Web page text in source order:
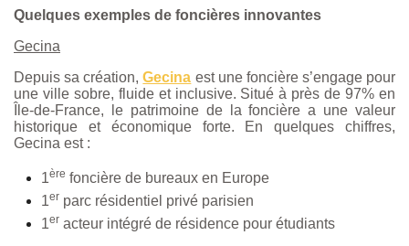
Quelques exemples de foncières innovantes
Gecina
Depuis sa création, Gecina est une foncière s’engage pour
une ville sobre, fluide et inclusive. Situé à près de 97% en
Île-de-France, le patrimoine de la foncière a une valeur
historique et économique forte. En quelques chiffres,
Gecina est :
1ère foncière de bureaux en Europe
1er parc résidentiel privé parisien
1er acteur intégré de résidence pour étudiants